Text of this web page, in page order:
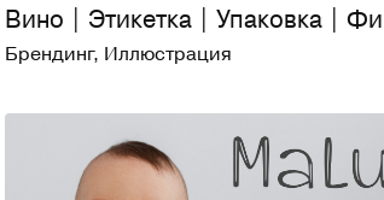
Брендинг, Иллюстрация